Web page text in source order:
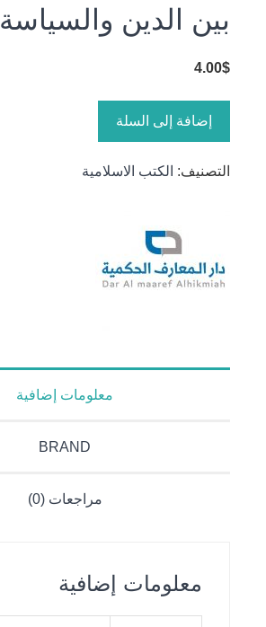
بين الدين والسياسة
4.00$
إضافة إلى السلة
التصنيف: الكتب الاسلامية
معلومات إضافية
BRAND
مراجعات (0)
معلومات إضافية